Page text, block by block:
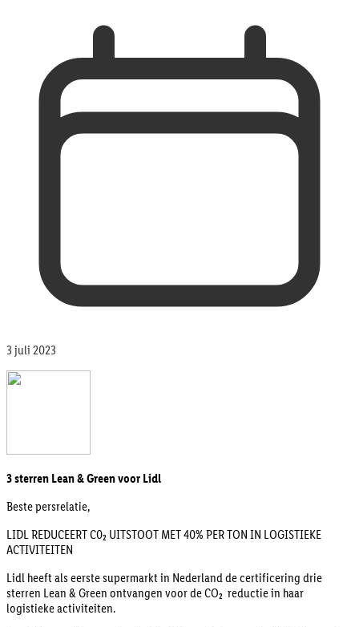
3 juli 2023
3 sterren Lean & Green voor Lidl
Beste persrelatie,
LIDL REDUCEERT C0₂ UITSTOOT MET 40% PER TON IN LOGISTIEKE
ACTIVITEITEN
Lidl heeft als eerste supermarkt in Nederland de certificering drie
sterren Lean & Green ontvangen voor de CO₂ reductie in haar
logistieke activiteiten.